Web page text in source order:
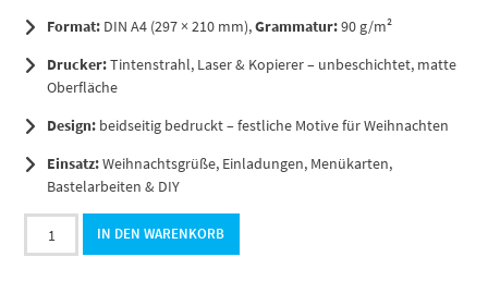
Format: DIN A4 (297 × 210 mm),Grammatur:90 g/m²
Drucker:Tintenstrahl, Laser & Kopierer – unbeschichtet, matte
Oberfläche
Design: beidseitig bedruckt – festliche Motive für Weihnachten
Einsatz:Weihnachtsgrüße, Einladungen, Menükarten,
Bastelarbeiten & DIY
50
Blatt
IN DEN WARENKORB